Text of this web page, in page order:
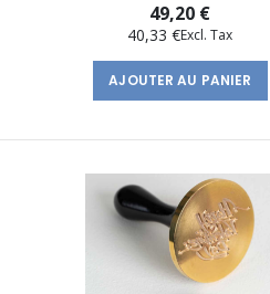
49,20 €
40,33 €
AJOUTER AU PANIER